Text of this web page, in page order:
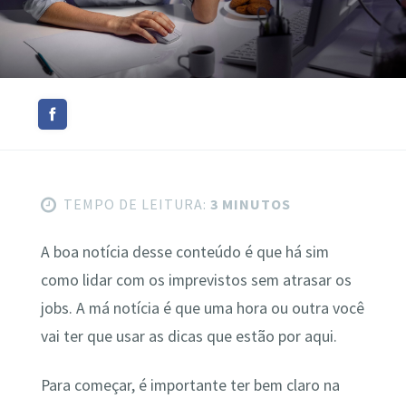
TEMPO DE LEITURA: 3 MINUTOS
A boa notícia desse conteúdo é que há sim
como lidar com os imprevistos sem atrasar os
jobs. A má notícia é que uma hora ou outra você
vai ter que usar as dicas que estão por aqui.
Para começar, é importante ter bem claro na